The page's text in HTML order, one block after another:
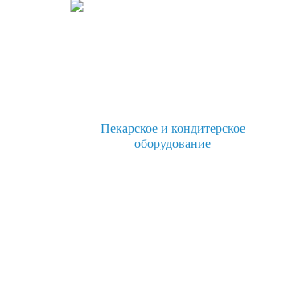
Пекарское и кондитерское
оборудование